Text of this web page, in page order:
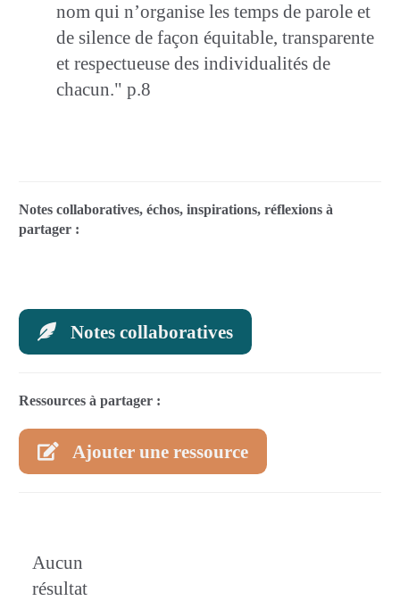
nom qui n’organise les temps de parole et
de silence de façon équitable, transparente
et respectueuse des individualités de
chacun." p.8
Notes collaboratives, échos, inspirations, réflexions à
partager :
Notes collaboratives
Ressources à partager :
Ajouter une ressource
Aucun
résultat